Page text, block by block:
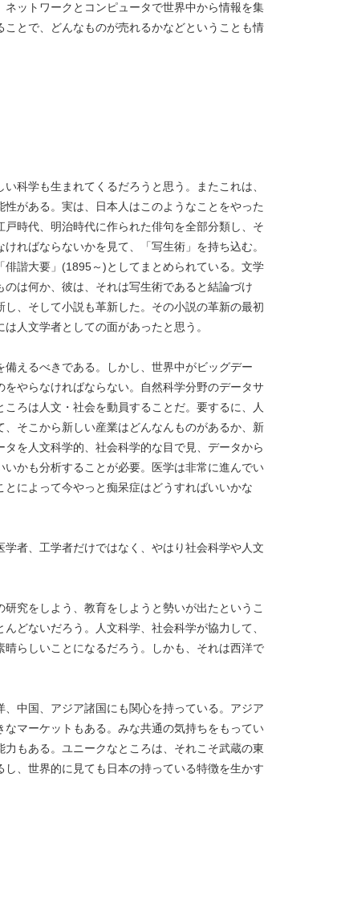
ットワークとコンピュータで世界中から情報を集
とで、どんなものが売れるかなどということも情
科学も生まれてくるだろうと思う。またこれは、
がある。実は、日本人はこのようなことをやった
時代、明治時代に作られた俳句を全部分類し、そ
ればならないかを見て、「写生術」を持ち込む。
諧大要」(1895～)としてまとめられている。文学
は何か、彼は、それは写生術であると結論づけ
、そして小説も革新した。その小説の革新の最初
人文学者としての面があったと思う。
えるべきである。しかし、世界中がビッグデー
やらなければならない。自然科学分野のデータサ
ろは人文・社会を動員することだ。要するに、人
そこから新しい産業はどんなんものがあるか、新
を人文科学的、社会科学的な目で見、データから
かも分析することが必要。医学は非常に進んでい
によって今やっと痴呆症はどうすればいいかな
者、工学者だけではなく、やはり社会科学や人文
究をしよう、教育をしようと勢いが出たというこ
どないだろう。人文科学、社会科学が協力して、
らしいことになるだろう。しかも、それは西洋で
中国、アジア諸国にも関心を持っている。アジア
マーケットもある。みな共通の気持ちをもってい
もある。ユニークなところは、それこそ武蔵の東
、世界的に見ても日本の持っている特徴を生かす